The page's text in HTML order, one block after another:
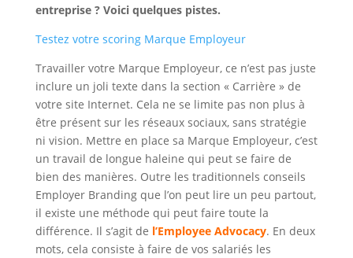
entreprise ? Voici quelques pistes.
Testez votre scoring Marque Employeur
Travailler votre Marque Employeur, ce n’est pas juste
inclure un joli texte dans la section « Carrière » de
votre site Internet. Cela ne se limite pas non plus à
être présent sur les réseaux sociaux, sans stratégie
ni vision. Mettre en place sa Marque Employeur, c’est
un travail de longue haleine qui peut se faire de
bien des manières. Outre les traditionnels conseils
Employer Branding que l’on peut lire un peu partout,
il existe une méthode qui peut faire toute la
différence. Il s’agit de l’Employee Advocacy. En deux
mots, cela consiste à faire de vos salariés les